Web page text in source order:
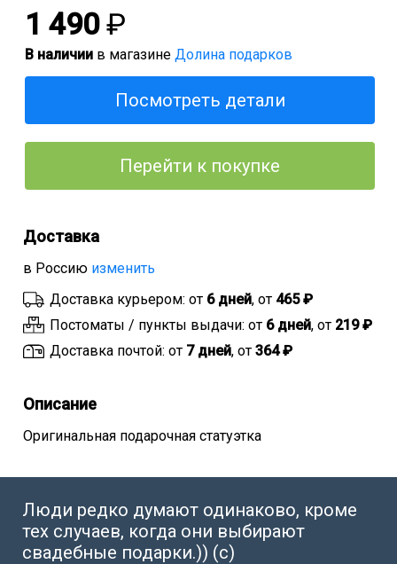
1 490 ₽
В наличии в магазине Долина подарков
Посмотреть детали
Перейти к покупке
Доставка
в Россию изменить
Доставка курьером: от 6 дней, от 465 ₽
Постоматы / пункты выдачи: от 6 дней, от 219 ₽
Доставка почтой: от 7 дней, от 364 ₽
Описание
Оригинальная подарочная статуэтка
Люди редко думают одинаково, кроме
тех случаев, когда они выбирают
свадебные подарки.)) (с)